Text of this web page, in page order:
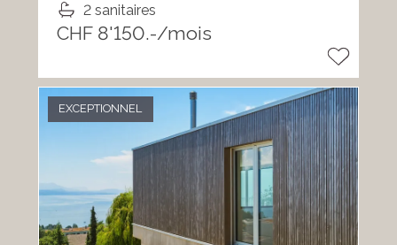
2 sanitaires
CHF 8'150.-/mois
EXCEPTIONNEL